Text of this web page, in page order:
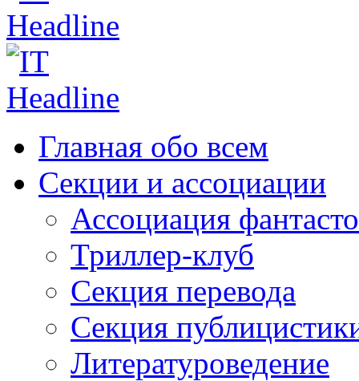
Главная обо всем
Секции и ассоциации
Ассоциация
Триллер-клуб
Секция перевода
Секция
Литературоведение